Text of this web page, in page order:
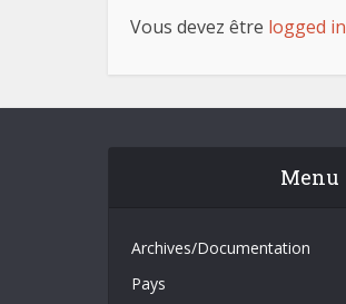
Vous devez être logged in
Menu
Archives/Documentation
Pays